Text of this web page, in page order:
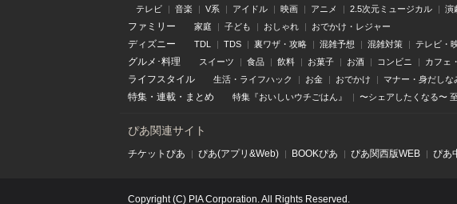
テレビ 音楽 V系 アイドル 映画 アニメ 2.5次元ミュージカル 演
ファミリー 家庭 子ども おしゃれ おでかけ・レジャー
ディズニー TDL TDS 裏ワザ・攻略 混雑予想 混雑対策 テレビ・
グルメ･料理 スイーツ 食品 飲料 お菓子 お酒 コンビニ カフェ
ライフスタイル 生活・ライフハック お金 おでかけ マナー・身だしな
特集 ・ 連載 ・ まとめ 特集『おいしいウチごはん』 〜シェアしたくなる〜
ぴあ関連サイト
チケットぴあ ぴあ(アプリ&Web) BOOKぴあ ぴあ関⻄版WEB ぴあ
Copyright (C) PIA Corporation. All Rights Reserved.